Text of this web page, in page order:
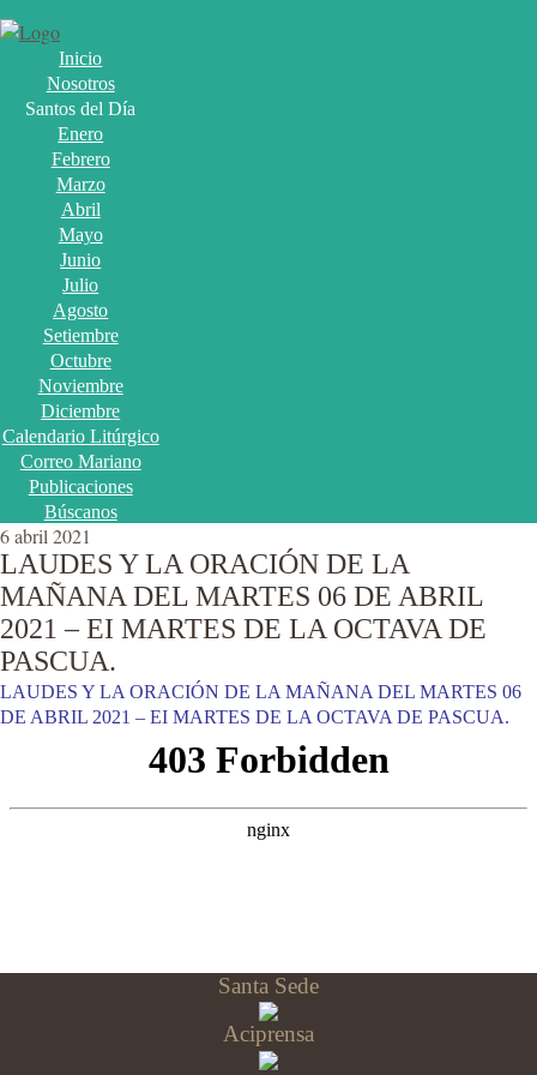
Inicio
Nosotros
Santos del Día
Enero
Febrero
Marzo
Abril
Mayo
Junio
Julio
Agosto
Setiembre
Octubre
Noviembre
Diciembre
Calendario Litúrgico
Correo Mariano
Publicaciones
Búscanos
6 abril 2021
LAUDES Y LA ORACIÓN DE LA
MAÑANA DEL MARTES 06 DE ABRIL
2021 – EI MARTES DE LA OCTAVA DE
PASCUA.
LAUDES Y LA ORACIÓN DE LA MAÑANA DEL MARTES 06
DE ABRIL 2021 – EI MARTES DE LA OCTAVA DE PASCUA.
Santa Sede
Aciprensa